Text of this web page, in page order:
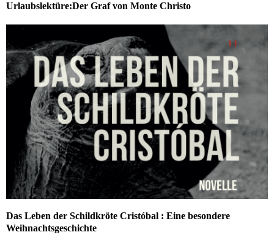
Urlaubslektüre:Der Graf von Monte Christo
Das Leben der Schildkröte Cristóbal : Eine besondere
Weihnachtsgeschichte